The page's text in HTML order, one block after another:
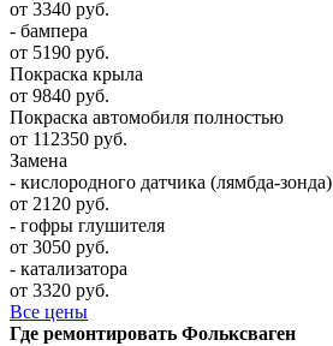
от 3340 руб.
- бампера
от 5190 руб.
Покраска крыла
от 9840 руб.
Покраска автомобиля полностью
от 112350 руб.
Замена
- кислородного датчика (лямбда-зонда)
от 2120 руб.
- гофры глушителя
от 3050 руб.
- катализатора
от 3320 руб.
Все цены
Где ремонтировать Фолькcваген